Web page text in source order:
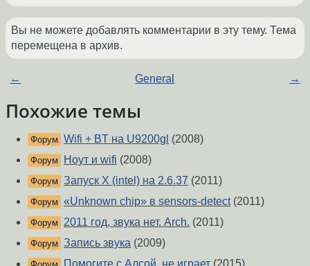
Вы не можете добавлять комментарии в эту тему. Тема
перемещена в архив.
← General →
Похожие темы
Форум Wifi + BT на U9200gl (2008)
Форум Ноут и wifi (2008)
Форум Запуск X (intel) на 2.6.37 (2011)
Форум «Unknown chip» в sensors-detect(2011)
Форум 2011 год, звука нет. Arch. (2011)
Форум Запись звука (2009)
Помогите с Алсой, не играет (2015)